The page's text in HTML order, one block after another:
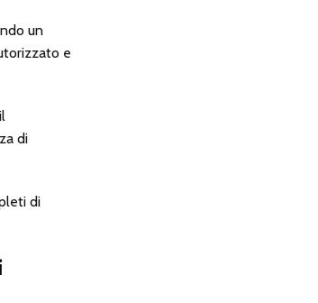
un
e
di
di